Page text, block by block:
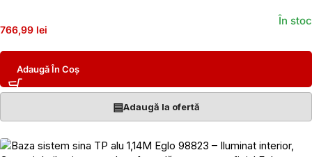
766,99 lei
În stoc
Adaugă În Coș
▤Adaugă la ofertă